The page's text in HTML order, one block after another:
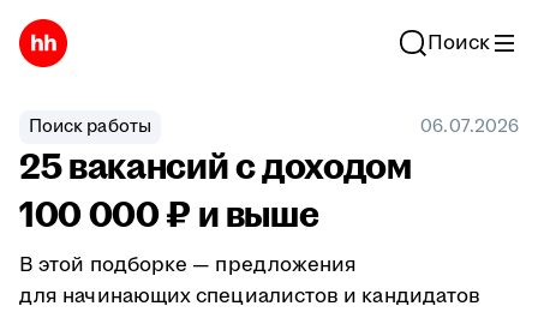
Поиск
Поиск работы 06.07.2026
25 вакансий с доходом
100 000 ₽ и выше
В этой подборке — предложения
для начинающих специалистов и кандидатов